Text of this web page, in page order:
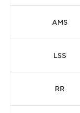
AMS
LSS
RR